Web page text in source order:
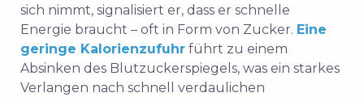
sich nimmt, signalisiert er, dass er schnelle
Energie braucht – oft in Form von Zucker. Eine
geringe Kalorienzufuhr führt zu einem
Absinken des Blutzuckerspiegels, was ein starkes
Verlangen nach schnell verdaulichen